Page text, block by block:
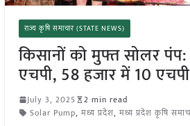
राज्य कृषि समाचार (STATE NEWS)
किसानों को मुफ्त सोलर
एचपी, 58 हजार में 10 एचपी
July 3, 2025
2 min read
Solar Pump, मध्य प्रदेश, मध्य प्रदेश कृषि